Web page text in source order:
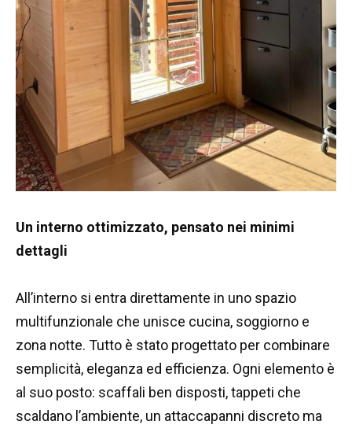
Un interno ottimizzato, pensato nei minimi
dettagli
All’interno si entra direttamente in uno spazio
multifunzionale che unisce cucina, soggiorno e
zona notte. Tutto è stato progettato per combinare
semplicità, eleganza ed efficienza. Ogni elemento è
al suo posto: scaffali ben disposti, tappeti che
scaldano l’ambiente, un attaccapanni discreto ma